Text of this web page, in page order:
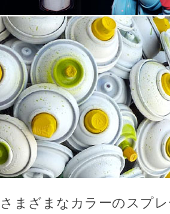
さまざまなカラーのスプ